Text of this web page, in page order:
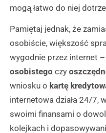
mogą łatwo do niej
Pamiętaj jednak, że
osobiście, większość
wygodnie przez internet –
osobistego czy
wniosku o kartę
internetowa działa 24/7,
swoimi finansami o
kolejkach i